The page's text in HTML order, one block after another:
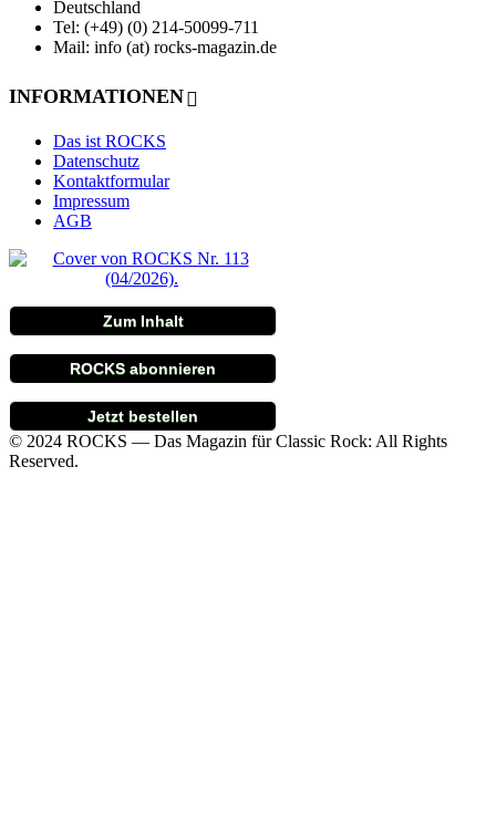
Deutschland
Tel: (+49) (0) 214-50099-711
Mail: info (at) rocks-magazin.de
INFORMATIONEN
Das ist ROCKS
Datenschutz
Kontaktformular
Impressum
AGB
Zum Inhalt
ROCKS abonnieren
Jetzt bestellen
© 2024 ROCKS — Das Magazin für Classic Rock: All Rights
Reserved.